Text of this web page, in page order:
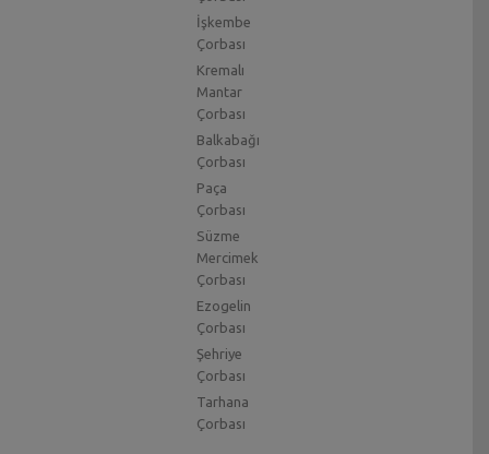
İşkembe
Çorbası
Kremalı
Mantar
Çorbası
Balkabağı
Çorbası
Paça
Çorbası
Süzme
Mercimek
Çorbası
Ezogelin
Çorbası
Şehriye
Çorbası
Tarhana
Çorbası